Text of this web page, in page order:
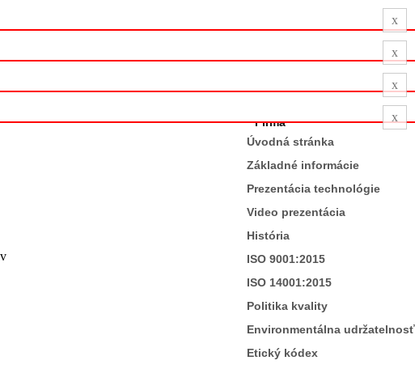
Firma
Úvodná stránka
Základné informácie
Prezentácia technológie
Video prezentácia
História
ISO 9001:2015
ISO 14001:2015
Politika kvality
Environmentálna udržatelnosť
Etický kódex
x
x
x
x